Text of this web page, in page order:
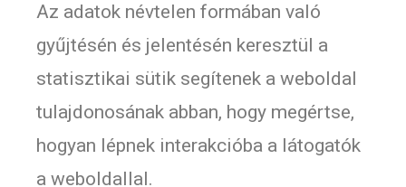
Az adatok névtelen formában való
gyűjtésén és jelentésén keresztül a
statisztikai sütik segítenek a weboldal
tulajdonosának abban, hogy megértse,
hogyan lépnek interakcióba a látogatók
a weboldallal.